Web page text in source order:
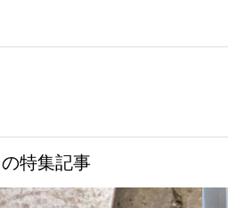
特集記事